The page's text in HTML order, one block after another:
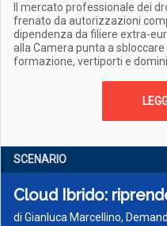
Il mercato professionale dei
frenato da autorizzazioni
dipendenza da filiere extra-
alla Camera punta a sbloccare
formazione, vertiporti e
SCENARIO
Cloud Ibrido:
di Gianluca Marcellino,